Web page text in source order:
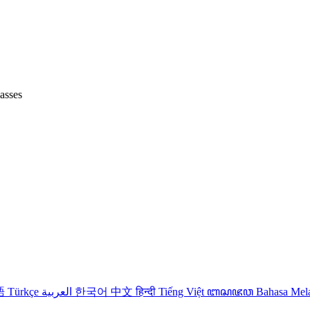
Türkçe 한국어 中文हिन्दी Tiếng Việt ꦧꦱꦗꦮ Bahasa